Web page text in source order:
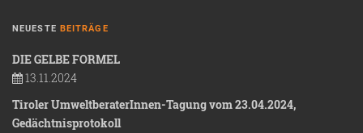
NEUESTE BEITRÄGE
DIE GELBE FORMEL
13.11.2024
Tiroler UmweltberaterInnen-Tagung vom 23.04.2024,
Gedächtnisprotokoll